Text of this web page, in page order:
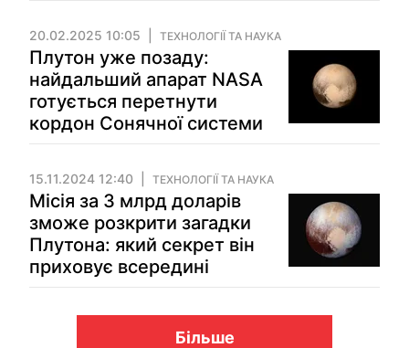
20.02.2025 10:05 ТЕХНОЛОГІЇ ТА НАУКА
Плутон уже позаду:
найдальший апарат NASA
готується перетнути
кордон Сонячної системи
15.11.2024 12:40 ТЕХНОЛОГІЇ ТА НАУКА
Місія за 3 млрд доларів
зможе розкрити загадки
Плутона: який секрет він
приховує всередині
Більше